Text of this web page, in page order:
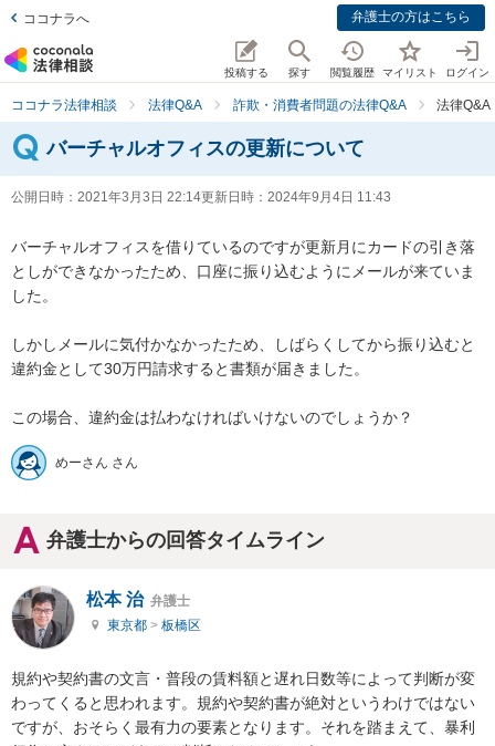
ココナラへ 弁護士の方はこちら
投稿する 探す 閲覧履歴 マイリスト ログイン
ココナラ法律相談 法律Q&A 詐欺・消費者問題の法律Q&A 法律Q&A
バーチャルオフィスの更新について
公開日時： 2021年3月3日 22:14更新日時： 2024年9月4日 11:43
バーチャルオフィスを借りているのですが更新月にカードの引き落
としができなかったため、口座に振り込むようにメールが来ていま
した。
しかしメールに気付かなかったため、しばらくしてから振り込むと
違約金として30万円請求すると書類が届きました。
この場合、違約金は払わなければいけないのでしょうか？
めーさん さん
弁護士からの回答タイムライン
松本 治 弁護士
東京都 > 板橋区
規約や契約書の文言・普段の賃料額と遅れ日数等によって判断が変
わってくると思われます。規約や契約書が絶対というわけではない
ですが、おそらく最有力の要素となります。それを踏まえて、暴利